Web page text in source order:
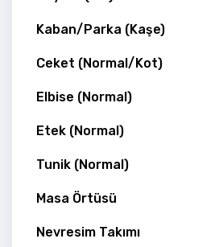
Kaban/Parka (Kaşe)
Ceket (Normal/Kot)
Elbise (Normal)
Etek (Normal)
Tunik (Normal)
Masa Örtüsü
Nevresim Takımı